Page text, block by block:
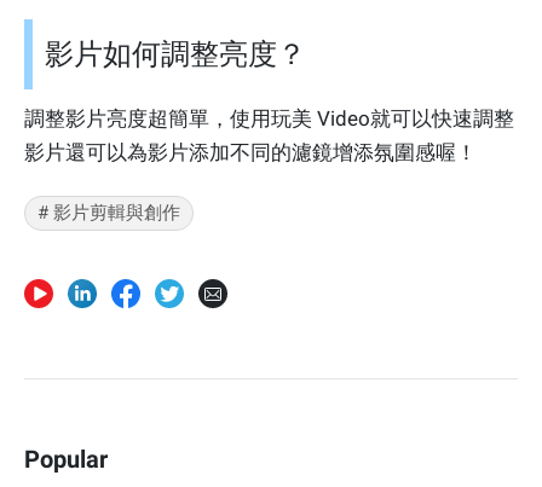
影片如何調整亮度？
調整影片亮度超簡單，使用玩美 Video就可以快速調整
影片還可以為影片添加不同的濾鏡增添氛圍感喔！
# 影片剪輯與創作
Popular